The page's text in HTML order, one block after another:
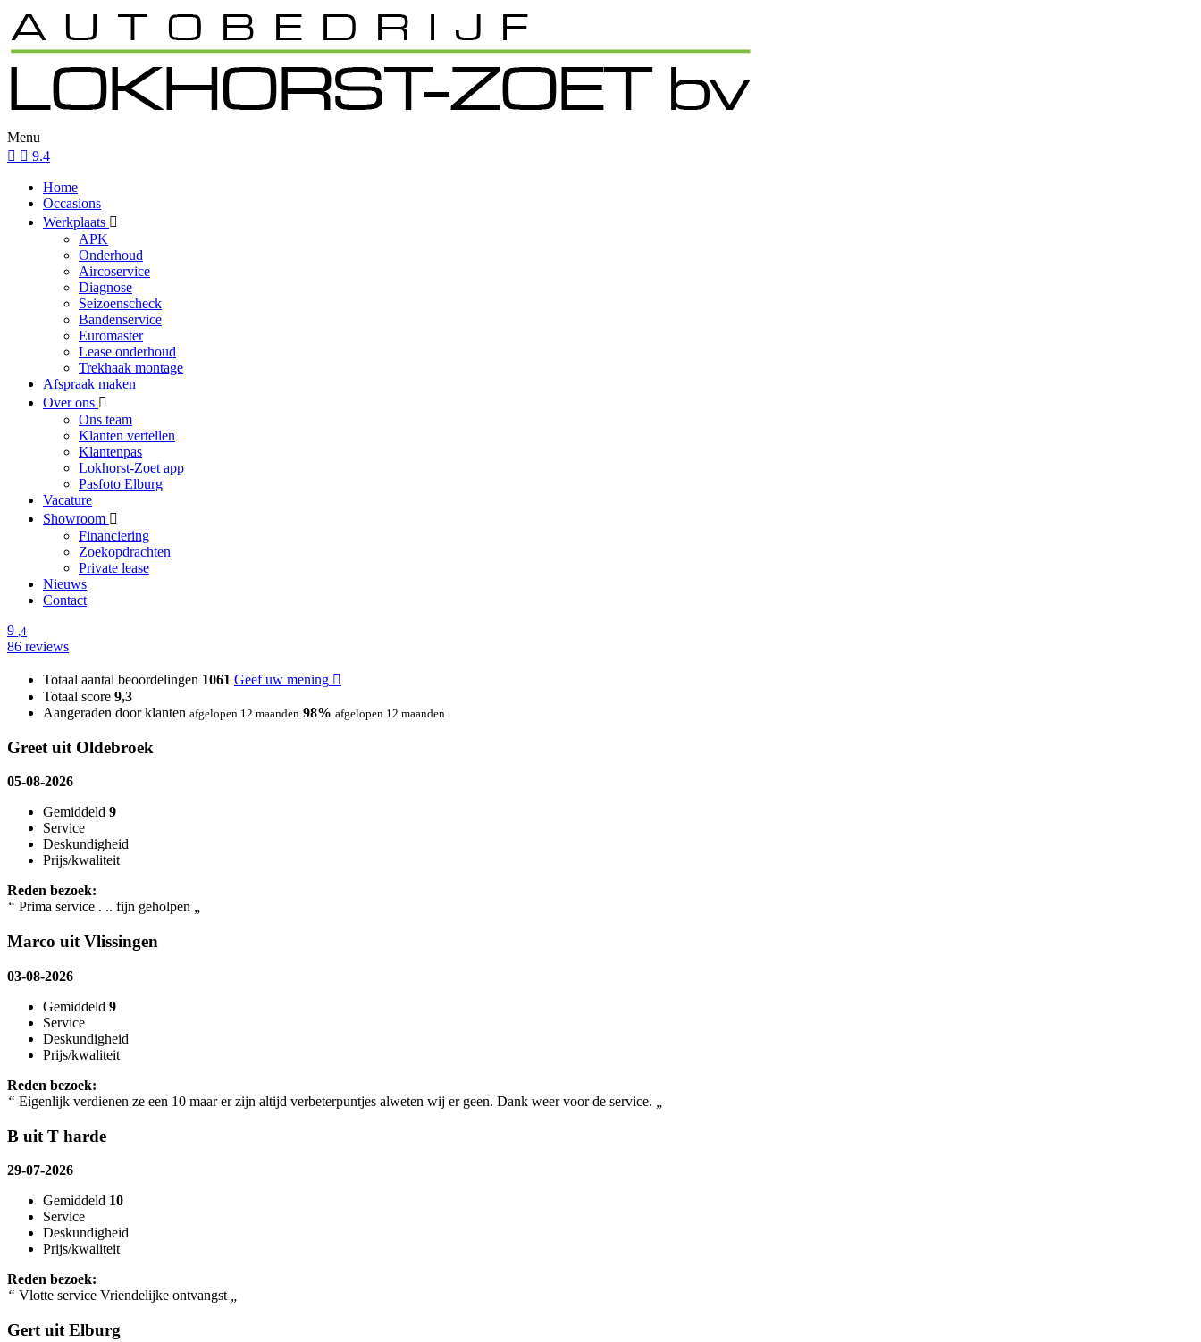
Menu
9.4
Home
Occasions
Werkplaats
APK
Onderhoud
Aircoservice
Diagnose
Seizoenscheck
Bandenservice
Euromaster
Lease onderhoud
Trekhaak montage
Afspraak maken
Over ons
Ons team
Klanten vertellen
Klantenpas
Lokhorst-Zoet app
Pasfoto Elburg
Vacature
Showroom
Financiering
Zoekopdrachten
Private lease
Nieuws
Contact
9 ,4
86 reviews
Totaal aantal beoordelingen 1061 Geef uw mening
Totaal score 9,3
Aangeraden door klanten afgelopen 12 maanden 98% afgelopen 12 maanden
Greet uit Oldebroek
05-08-2026
Gemiddeld 9
Service
Deskundigheid
Prijs/kwaliteit
Reden bezoek:
“ Prima service . .. fijn geholpen „
Marco uit Vlissingen
03-08-2026
Gemiddeld 9
Service
Deskundigheid
Prijs/kwaliteit
Reden bezoek:
“ Eigenlijk verdienen ze een 10 maar er zijn altijd verbeterpuntjes alweten wij er geen. Dank weer voor de service.
B uit T harde
29-07-2026
Gemiddeld 10
Service
Deskundigheid
Prijs/kwaliteit
Reden bezoek:
“ Vlotte service Vriendelijke ontvangst
Gert uit Elburg